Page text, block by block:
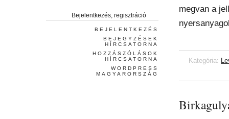
megvan a
Kategória:
Bejelentkezés, regisztráció
BEJELENTKEZÉS
BEJEGYZÉSEK
HÍRCSATORNA
HOZZÁSZÓLÁSOK
HÍRCSATORNA
WORDPRESS
MAGYARORSZÁG